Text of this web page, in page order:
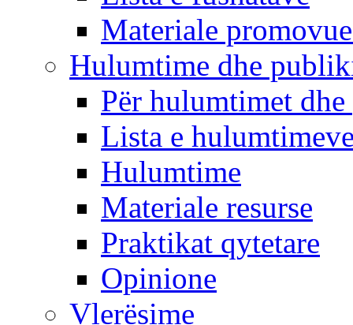
Materiale
Hulumtime dhe
Për hulumtimet
Lista e
Hulumtime
Materiale resurse
Praktikat qytetare
Opinione
Vlerësime